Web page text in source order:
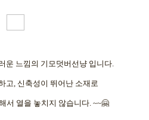
운 느낌의 기모덧버선 냥 입니다.
고, 신축성이 뛰어난 소재로
서 열을 놓치지 않습니다. ~~🤗